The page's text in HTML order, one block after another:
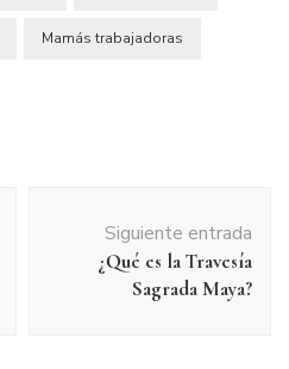
Mamás trabajadoras
Siguiente entrada
¿Qué es la Travesía
Sagrada Maya?